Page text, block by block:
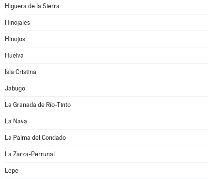
Higuera de la Sierra
Hinojales
Hinojos
Huelva
Isla Cristina
Jabugo
La Granada de Río-Tinto
La Nava
La Palma del Condado
La Zarza-Perrunal
Lepe